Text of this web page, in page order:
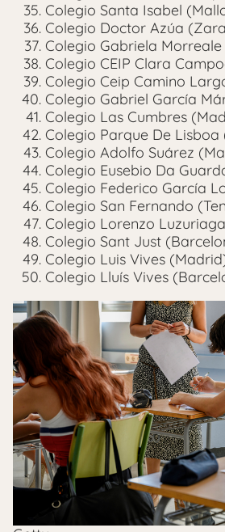
Colegio Santa Isabel
Colegio Doctor Azúa
Colegio Gabriela
Colegio CEIP Clara
Colegio Ceip Camino
Colegio Gabriel García
Colegio Las Cumbres
Colegio Parque De
Colegio Adolfo Suárez
Colegio Eusebio Da
Colegio Federico García
Colegio San Fernando
Colegio Lorenzo
Colegio Sant Just
Colegio Luis Vives
Colegio Lluís Vives